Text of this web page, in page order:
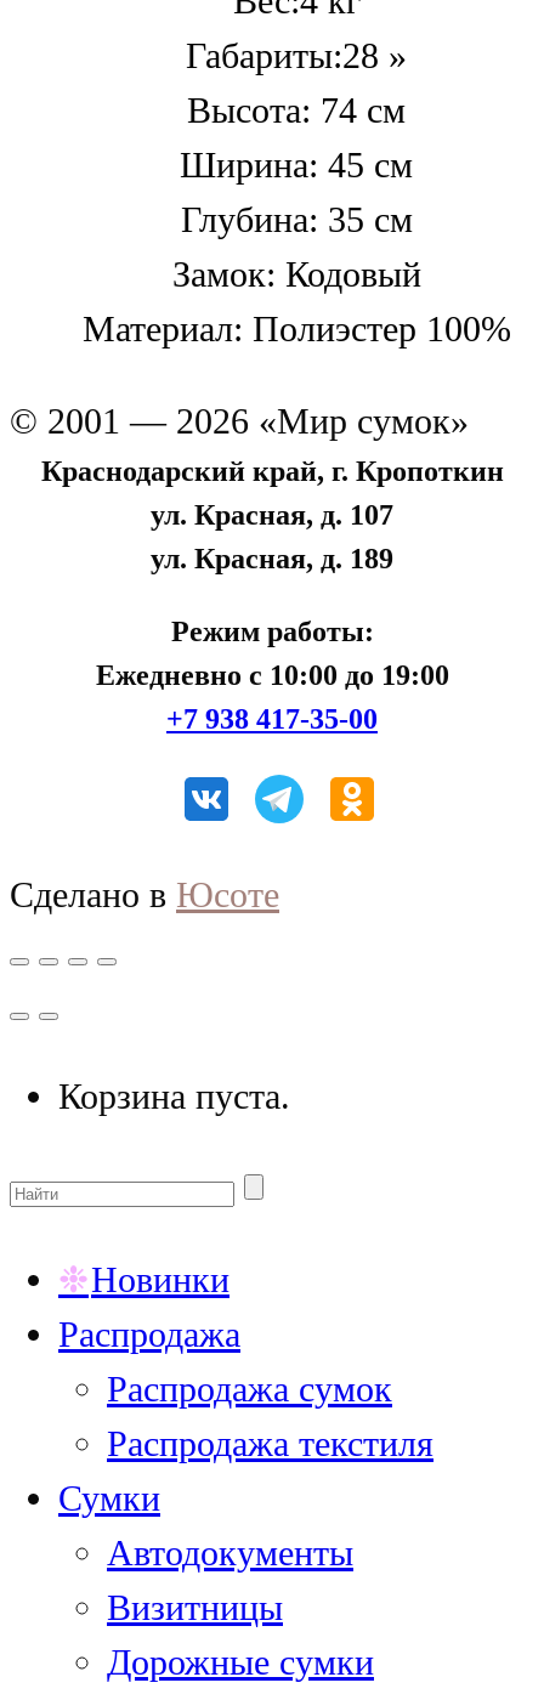
Габариты:28 »
Высота: 74 см
Ширина: 45 см
Глубина: 35 см
Замок: Кодовый
Материал: Полиэстер 100%
© 2001 — 2026 «Мир сумок»
Краснодарский край, г. Кропоткин
ул. Красная, д. 107
ул. Красная, д. 189
Режим работы:
Ежедневно с 10:00 до 19:00
+7 938 417-35-00
Сделано в Юсоте
Корзина пуста.
Новинки
Распродажа
Распродажа сумок
Распродажа текстиля
Сумки
Автодокументы
Визитницы
Дорожные сумки